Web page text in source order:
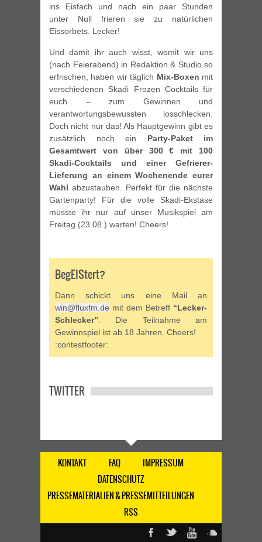
ins Eisfach und nach ein paar Stunden
unter Null frieren sie zu natürlichen
Eissorbets. Lecker!
Und damit ihr auch wisst, womit wir uns
(nach Feierabend) in Redaktion & Studio so
erfrischen, haben wir täglich Mix-Boxen mit
verschiedenen Skadi Frozen Cocktails für
euch – zum Gewinnen und
verantwortungsbewussten losschlecken.
Doch nicht nur das! Als Hauptgewinn gibt es
zusätzlich noch ein Party-Paket im
Gesamtwert von über 300 € mit 100
Skadi-Cocktails und einer Gefrierer-
Lieferung an einem Wochenende eurer
Wahl abzustauben. Perfekt für die nächste
Gartenparty! Für die volle Skadi-Ekstase
müsste ihr nur auf unser Musikspiel am
Freitag (23.08.) warten! Cheers!
BegEIStert?
Dann schickt uns eine Mail an
win@fluxfm.de mit dem Betreff “Lecker-
Schlecker”. Die Teilnahme am
Gewinnspiel ist ab 18 Jahren. Cheers!
:contestfooter:
TWITTER
KONTAKT FAQ
IMPRESSUM
DATENSCHUTZ
PRESSEMATERIALIEN & PRESSEMITTEILUNGEN
RSS